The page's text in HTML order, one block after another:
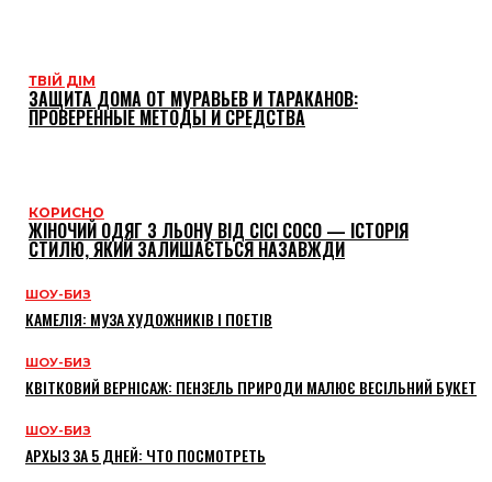
ТВІЙ ДІМ
ЗАЩИТА ДОМА ОТ МУРАВЬЕВ И ТАРАКАНОВ:
ПРОВЕРЕННЫЕ МЕТОДЫ И СРЕДСТВА
КОРИСНО
ЖІНОЧИЙ ОДЯГ З ЛЬОНУ ВІД CICI COCO — ІСТОРІЯ
СТИЛЮ, ЯКИЙ ЗАЛИШАЄТЬСЯ НАЗАВЖДИ
ШОУ-БИЗ
КАМЕЛІЯ: МУЗА ХУДОЖНИКІВ І ПОЕТІВ
ШОУ-БИЗ
КВІТКОВИЙ ВЕРНІСАЖ: ПЕНЗЕЛЬ ПРИРОДИ МАЛЮЄ ВЕСІЛЬНИЙ БУКЕТ
ШОУ-БИЗ
АРХЫЗ ЗА 5 ДНЕЙ: ЧТО ПОСМОТРЕТЬ